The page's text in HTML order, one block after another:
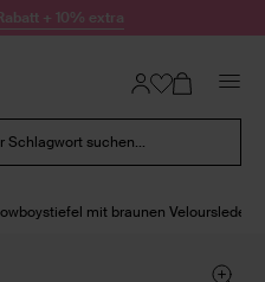
+ 10% extra
Schlagwort suchen...
mit braunen Veloursleder-